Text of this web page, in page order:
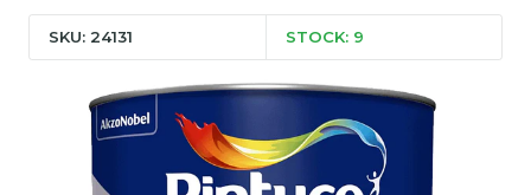
SKU: 24131 STOCK: 9